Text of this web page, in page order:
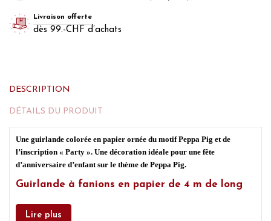
Livraison offerte
dès 99.-CHF d’achats
DESCRIPTION
DÉTAILS DU PRODUIT
Une guirlande colorée en papier ornée du motif Peppa Pig et de
l’inscription « Party ». Une décoration idéale pour une fête
d’anniversaire d’enfant sur le thème de Peppa Pig.
Guirlande à fanions en papier de 4 m de long
Lire plus